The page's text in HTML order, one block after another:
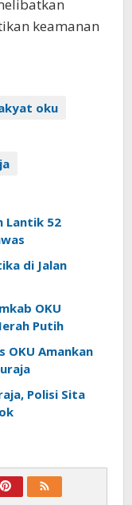
keamanan
oku
Lantik 52
di Jalan
OKU
Putih
OKU Amankan
Polisi Sita